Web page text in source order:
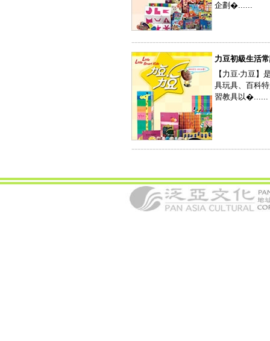
企劃�......
----------------------------------------------
力豆初級生活
【力豆‧力豆】
具玩具、百科
習教具以�......
----------------------------------------------